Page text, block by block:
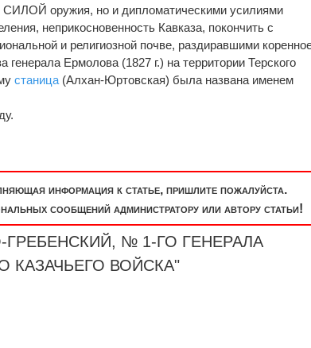
СИЛОЙ оружия, но и дипломатическими усилиями
неприкосновенность Кавказа, покончить с
и религиозной почве, раздиравшими
генерала Ермолова (1827 г.) на территории Терского
станица (Алхан-Юртовская) была названа именем
информация к статье, пришлите пожалуйста.
сообщений администратору или автору статьи!
ГРЕБЕНСКИЙ, № 1-ГО ГЕНЕРАЛА
КАЗАЧЬЕГО ВОЙСКА"